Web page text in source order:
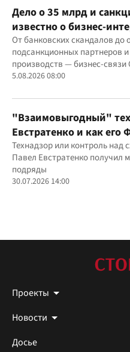
Дело о 35 млрд и
известно о бизнес-
"Родовид Банка" до
От банковских скандалов
подсанкционных партнеров
производств — бизнес-связи
Дядечко до сих пор
юрисдикций
5.08.2026 08:00
"Взаимовыгодный"
Евстратенко и как
бюджетным
Технадзор или контроль над
Павел Евстратенко получил
подряды
30.07.2026 14:00
Проекты
Новости
Досье